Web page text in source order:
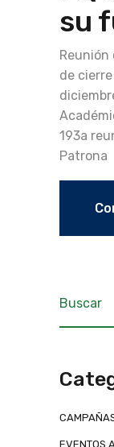
su
Reunión
de
193a
Patrona
EVENTOS